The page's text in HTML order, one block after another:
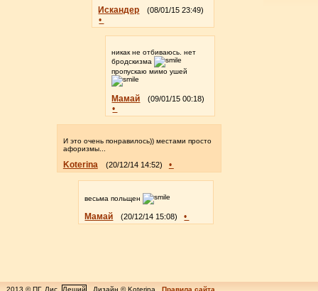
Искандер (08/01/15 23:49)
•
никак не отбиваюсь. нет
бродскизма
пропускаю мимо ушей
Мамай (09/01/15 00:18)
•
И это очень понравилось)) местами просто
афоризмы...
Koterina (20/12/14 14:52) •
весьма польщен
Мамай (20/12/14 15:08) •
2013 © ПГ, Лис, Леший Дизайн © Koterina
Правила сайта